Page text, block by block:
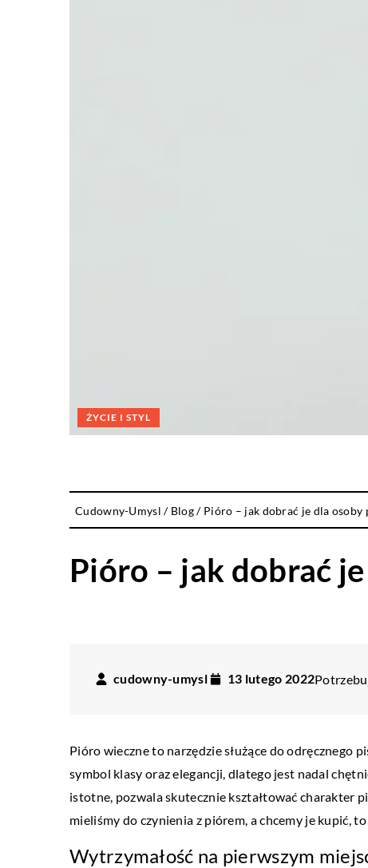
ŻYCIE I STYL
Cudowny-Umysl / Blog/ Pióro – jak dobrać je dla osoby
Pióro – jak dobrać
cudowny-umysl 13 lutego 2022
Pióro wieczne to narzędzie służące do odręcznego
symbol klasy oraz elegancji, dlatego jest nadal
istotne, pozwala skutecznie kształtować charakter
mieliśmy do czynienia z piórem, a chcemy je kupić,
Wytrzymałość na pierwszym